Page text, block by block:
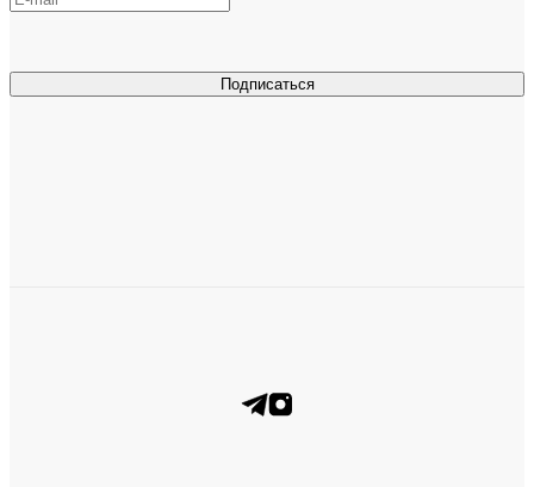
Подписаться